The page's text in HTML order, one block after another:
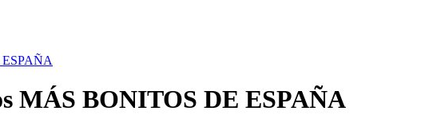
MÁS BONITOS DE ESPAÑA